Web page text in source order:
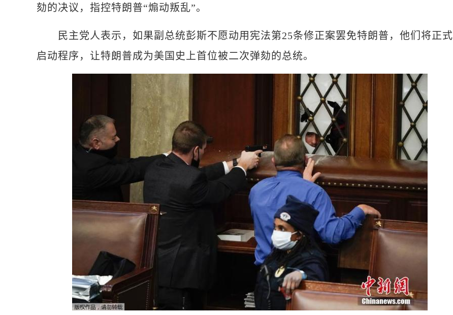
劾的决议，指控特朗普“煽动叛乱”。
民主党人表示，如果副总统彭斯不愿动用宪法第25条修正案罢免特朗普，他们将正式
启动程序，让特朗普成为美国史上首位被二次弹劾的总统。